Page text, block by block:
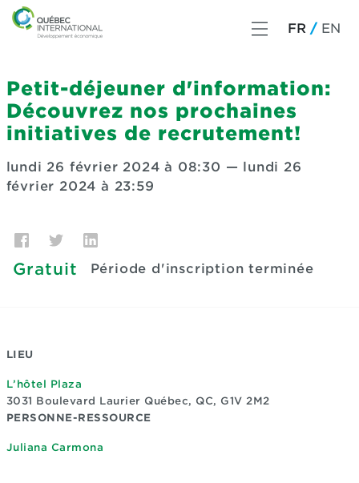
FR EN
Petit-déjeuner d'information:
Découvrez nos prochaines
initiatives de recrutement!
lundi 26 février 2024 à 08:30 — lundi 26
février 2024 à 23:59
Gratuit Période d'inscription terminée
LIEU
L’hôtel Plaza
3031 Boulevard Laurier Québec, QC, G1V 2M2
PERSONNE-RESSOURCE
Juliana Carmona